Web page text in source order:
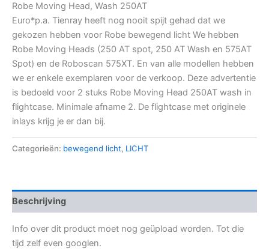
Robe Moving Head, Wash 250AT
Euro*p.a. Tienray heeft nog nooit spijt gehad dat we
gekozen hebben voor Robe bewegend licht We hebben
Robe Moving Heads (250 AT spot, 250 AT Wash en 575AT
Spot) en de Roboscan 575XT. En van alle modellen hebben
we er enkele exemplaren voor de verkoop. Deze advertentie
is bedoeld voor 2 stuks Robe Moving Head 250AT wash in
flightcase. Minimale afname 2. De flightcase met originele
inlays krijg je er dan bij.
Categorieën: bewegend licht, LICHT
Beschrijving
Info over dit product moet nog geüpload worden. Tot die
tijd zelf even googlen.